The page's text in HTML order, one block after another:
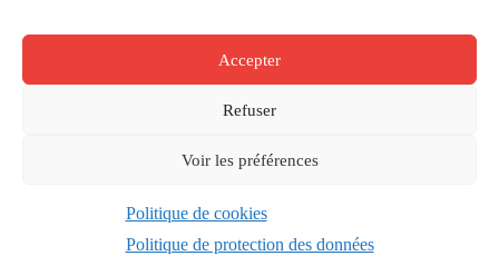
Accepter
Refuser
Voir les préférences
Politique de cookies
Politique de protection des données